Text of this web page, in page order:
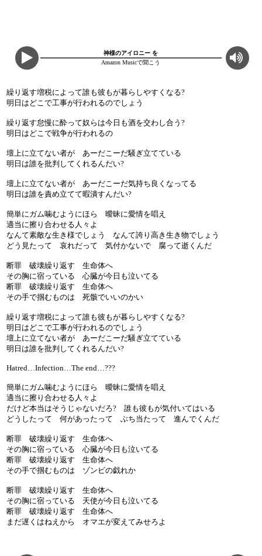
神様のアイロニー を
Amazon Musicで聞こう
繰り返す増税によって誰も彼もが暮らしやすくなる?
明日はどこで工事が行われるのでしょう
繰り返す怠慢に酔って奴らは今日も酒を交わし合う?
明日はどこで戦争が行われるの
壇上に立てない者が あーだこーだ騒ぎ立てている
明日は誰を批判してくれるんだい?
壇上に立てない者が あーだこーだ気持ち良くなってる
明日は誰を責め立てて暇潰すんだい?
簡単にガム噛むようにほら 曖昧に愛情を唱え
適当に擦り合わせる人々よ
なんて素敵な生き様でしょう なんて誇り高き生き物でしょう
どう見たって 哀れだって 気付かないで 腐って逝くんだ
断罪 破壊繰り返す 生命体へ
その胸に宿っている 心臓が今日も泣いてる
断罪 破壊繰り返す 生命体へ
その手で掴むものは 死骸でいいのかい
繰り返す増税によって誰も彼もが暮らしやすくなる?
明日はどこで工事が行われるのでしょう
壇上に立てない者が あーだこーだ騒ぎ立てている
明日は誰を批判してくれるんだい?
Hatred…Infection…The end…???
簡単にガム噛むようにほら 曖昧に愛情を唱え
適当に擦り合わせる人々よ
だけど本当はそうじゃないだろ? 誰も彼もが気付いてはいる
どうしたって 何があったって ぶち当たって 進んでくんだ
断罪 破壊繰り返す 生命体へ
その胸に宿っている 心臓が今日も泣いてる
断罪 破壊繰り返す 生命体へ
その手で掴むものは ゾンビの戯れか
断罪 破壊繰り返す 生命体へ
その胸に宿っている 天使が今日も泣いてる
断罪 破壊繰り返す 生命体へ
まだ遅くはねえから オマエが変えてみせろよ